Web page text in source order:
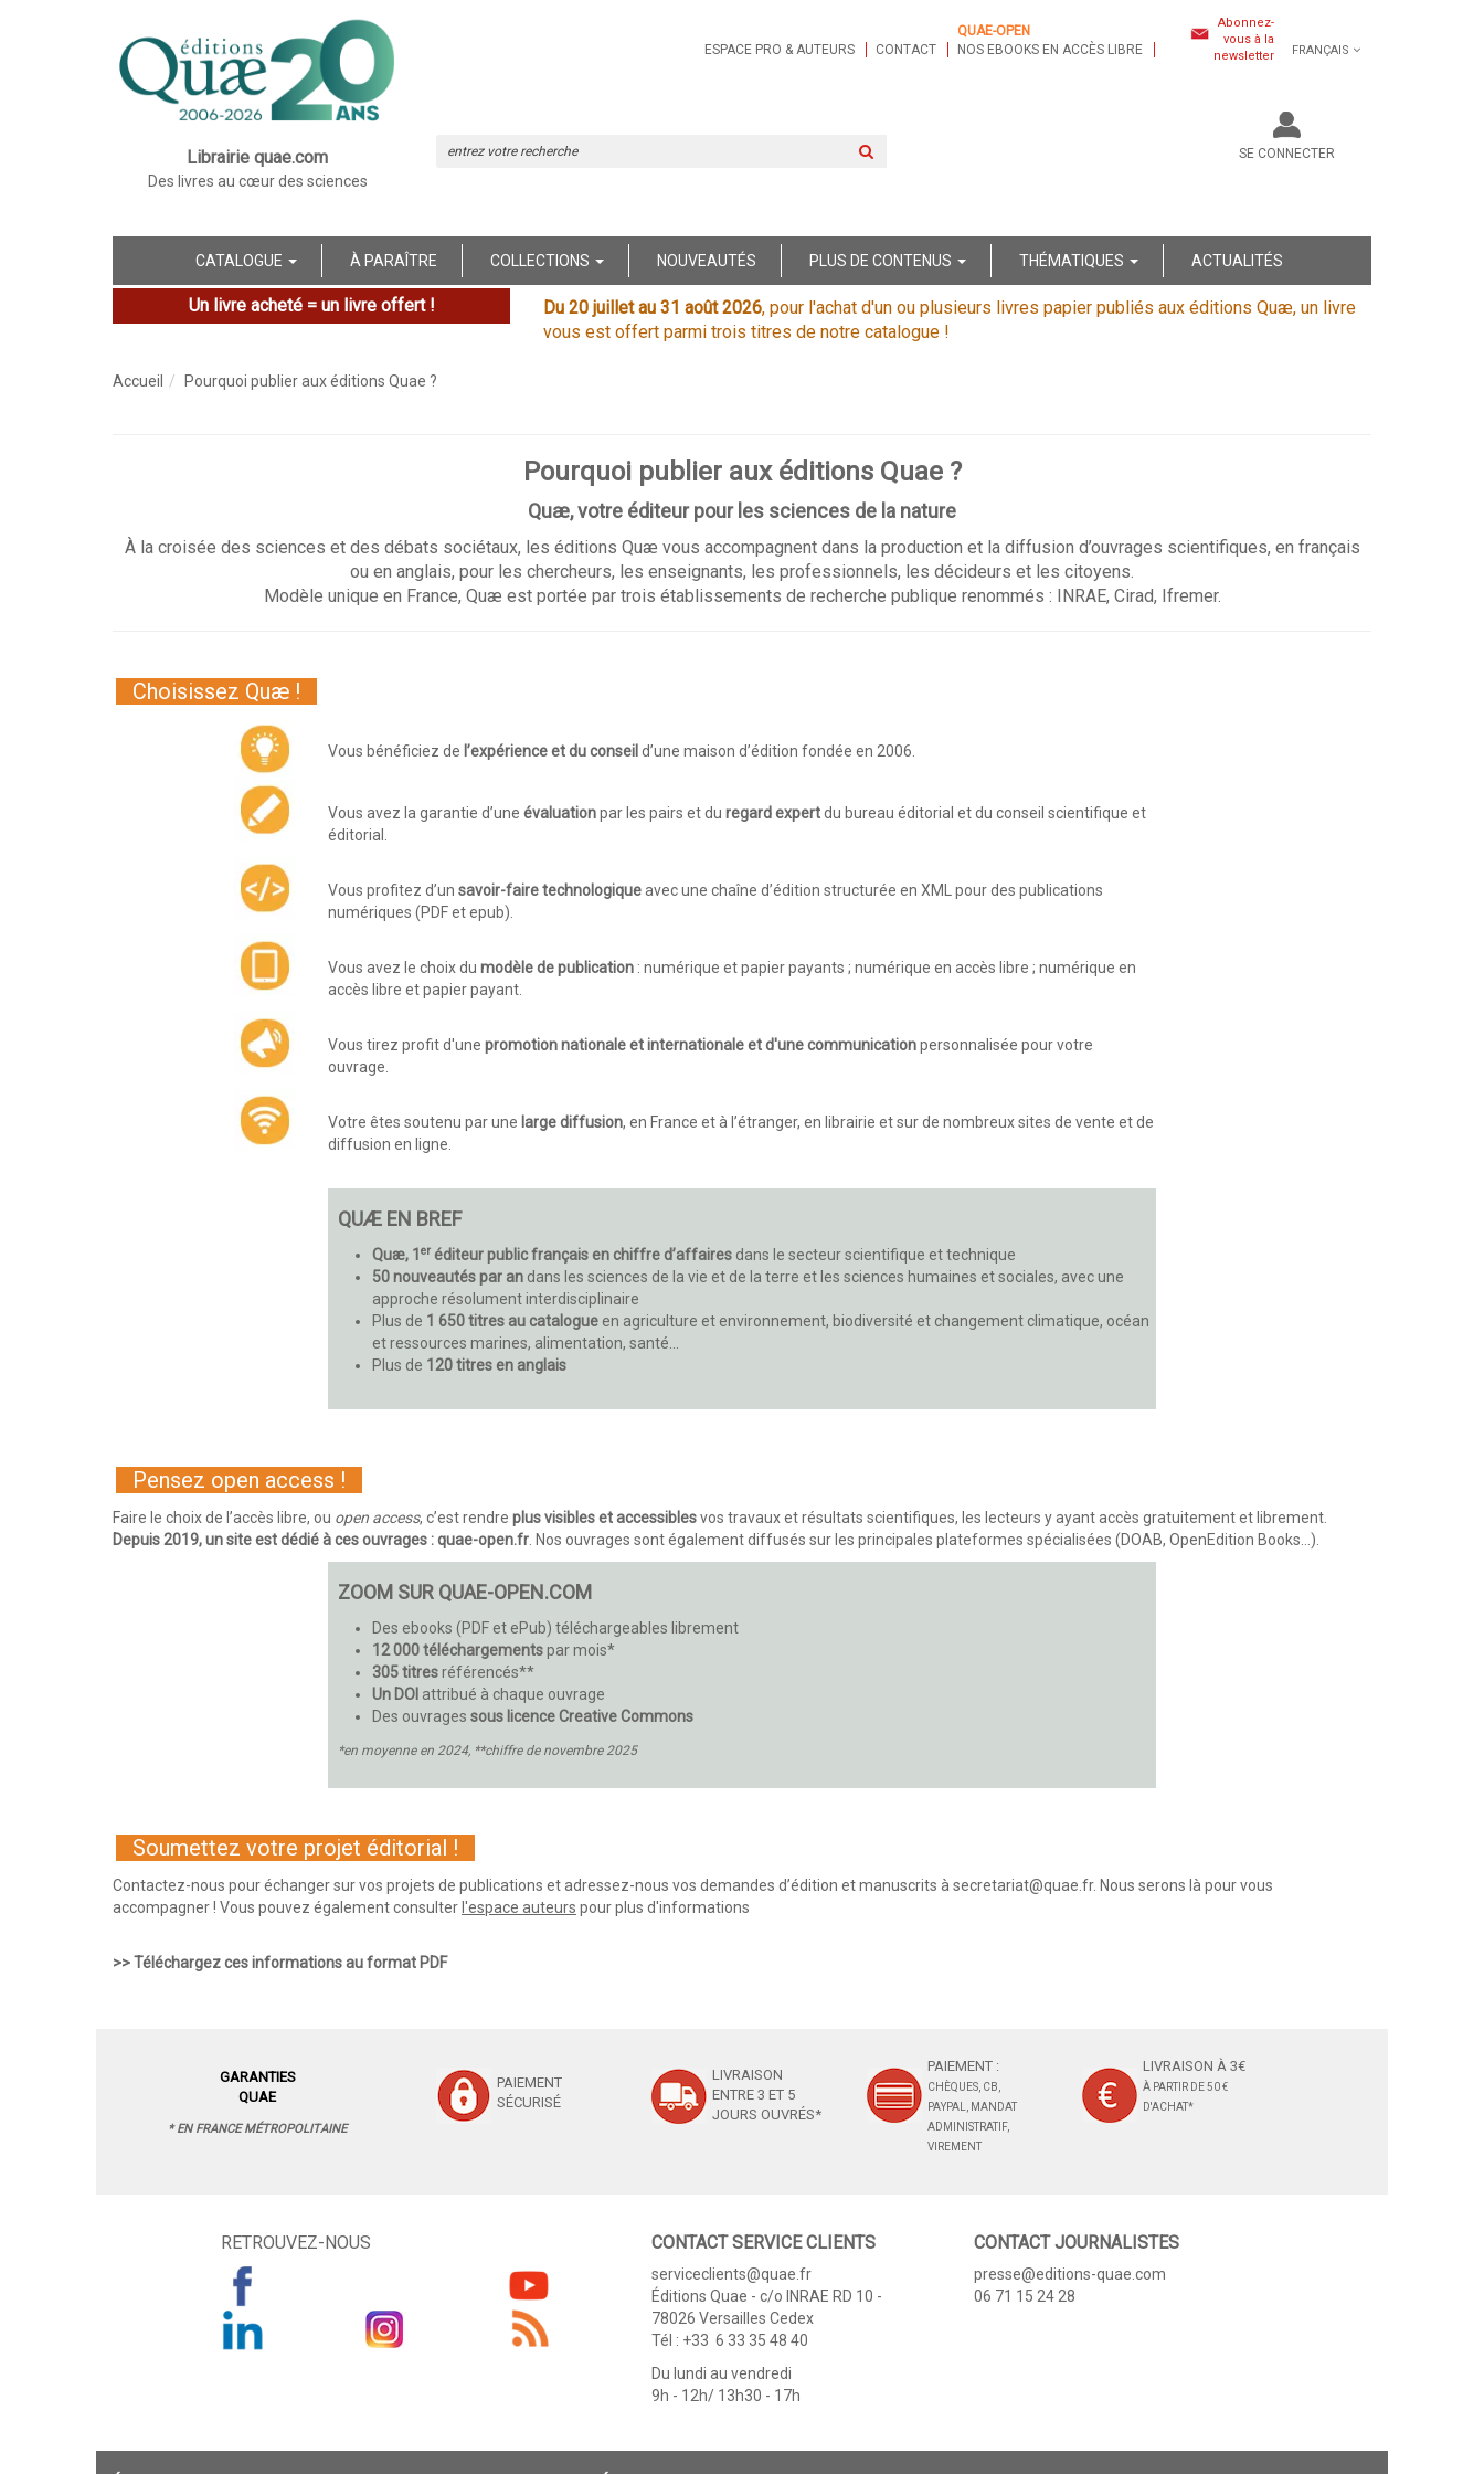
Librairie quae.com
Des livres au cœur des sciences
ESPACE PRO & AUTEURS CONTACT
QUAE-OPEN
NOS EBOOKS EN ACCÈS LIBRE
Abonnez-
vous à la
newsletter
FRANÇAIS
SE CONNECTER
CATALOGUE À PARAÎTRE COLLECTIONS NOUVEAUTÉS PLUS DE CONTENUS THÉMATIQUES ACTUALITÉS
Un livre acheté = un livre offert ! Du 20 juillet au 31 août 2026, pour l'achat d'un ou plusieurs livres papier publiés aux éditions Quæ, un livre
vous est offert parmi trois titres de notre catalogue !
Accueil Pourquoi publier aux éditions Quae ?
Pourquoi publier aux éditions Quae ?
Quæ, votre éditeur pour les sciences de la nature
À la croisée des sciences et des débats sociétaux, les éditions Quæ vous accompagnent dans la production et la diffusion d’ouvrages scientifiques, en français
ou en anglais, pour les chercheurs, les enseignants, les professionnels, les décideurs et les citoyens.
Modèle unique en France, Quæ est portée par trois établissements de recherche publique renommés : INRAE, Cirad, Ifremer.
Choisissez Quæ !
Vous bénéficiez de l’expérience et du conseild’une maison d’édition fondée en 2006.
Vous avez la garantie d’une évaluationpar les pairs et du regard expertdu bureau éditorial et du conseil scientifique et
éditorial.
Vous profitez d’un savoir-faire technologiqueavec une chaîne d’édition structurée en XML pour des publications
numériques (PDF et epub).
Vous avez le choix du modèle de publication : numérique et papier payants ; numérique en accès libre ; numérique en
accès libre et papier payant.
Vous tirez profit d'une promotion nationale et internationale et d'une communicationpersonnalisée pour votre
ouvrage.
Votre êtes soutenu par une large diffusion, en France et à l’étranger, en librairie et sur de nombreux sites de vente et de
diffusion en ligne.
QUÆ EN BREF
Quæ, 1 er éditeur public français en chiffre d’affaires dans le secteur scientifique et technique
50 nouveautés par an dans les sciences de la vie et de la terre et les sciences humaines et sociales, avec une
approche résolument interdisciplinaire
Plus de 1 650 titres au catalogue en agriculture et environnement, biodiversité et changement climatique, océan
et ressources marines, alimentation, santé…
Plus de 120 titres en anglais
Pensez open access !
Faire le choix de l’accès libre, ou open access, c’est rendre plus visibles et accessiblesvos travaux et résultats scientifiques, les lecteurs y ayant accès gratuitement et librement.
Depuis 2019, un site est dédié à ces ouvrages :quae-open.fr . Nos ouvrages sont également diffusés sur les principales plateformes spécialisées (DOAB, OpenEdition Books…).
ZOOM SUR QUAE-OPEN.COM
Des ebooks (PDF et ePub) téléchargeables librement
12 000 téléchargementspar mois*
305 titresréférencés**
Un DOI attribué à chaque ouvrage
Des ouvrages sous licence Creative Commons
*en moyenne en 2024, **chiffre de novembre 2025
Soumettez votre projet éditorial !
Contactez-nous pour échanger sur vos projets de publications et adressez-nous vos demandes d’édition et manuscrits à secretariat@quae.fr. Nous serons là pour vous
accompagner ! Vous pouvez également consulter l'espace auteurs pour plus d'informations
>> Téléchargez ces informations au format PDF
GARANTIES
QUAE
* EN FRANCE MÉTROPOLITAINE
PAIEMENT
SÉCURISÉ
LIVRAISON
ENTRE 3 ET 5
JOURS OUVRÉS*
PAIEMENT :
CHÈQUES, CB,
PAYPAL, MANDAT
ADMINISTRATIF,
VIREMENT
LIVRAISON À 3€
À PARTIR DE 50 €
D'ACHAT*
RETROUVEZ-NOUS CONTACT SERVICE CLIENTS
serviceclients@quae.fr
Éditions Quae - c/o INRAE RD 10 -
78026 Versailles Cedex
Tél : +33 6 33 35 48 40
Du lundi au vendredi
9h - 12h/ 13h30 - 17h
CONTACT JOURNALISTES
presse@editions-quae.com
06 71 15 24 28